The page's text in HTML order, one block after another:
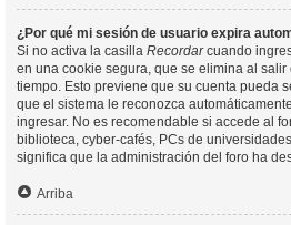
¿Por qué mi sesión de usuario expira
Si no activa la casilla Recordarcuando
en una cookie segura, que se elimina al
tiempo. Esto previene que su cuenta pueda
que el sistema le reconozca
ingresar. No es recomendable si accede al
biblioteca, cyber-cafés, PCs de
significa que la administración del foro ha
Arriba